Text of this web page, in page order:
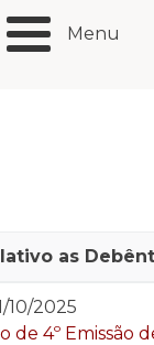
Menu
as
10/2025
de 4º Emissão